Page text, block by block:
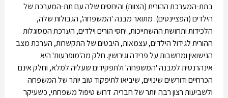
בתת-המערכת ההורית (הצוות) והיחסים שלה עם תת-המערכת של
הילדים (הפציינטים). מתואר מבנה 'המשפחה', הגבולות שלה,
הלכידות ותחושת ההשתייכות, יחסי הורים וילדים, הערכת המסוגלות
ההורית לגידול הילדים, עצמאות, היבטים של התקשרות, הערכת מצב
הנישואין ומחשבות על פרידה וגירושין. חלק מה'מופרעות' היא
אינהרנטית למבנה 'המשפחה' ולתפקידים שעליה למלא, וחלק אינם
הכרחיים ודורשים שינויים, שיביאו לתיפקוד טוב יותר של המשפחה
ולשביעות רצון רבה יותר של חבריה. דרוש טיפול משפחתי, כשעיקר